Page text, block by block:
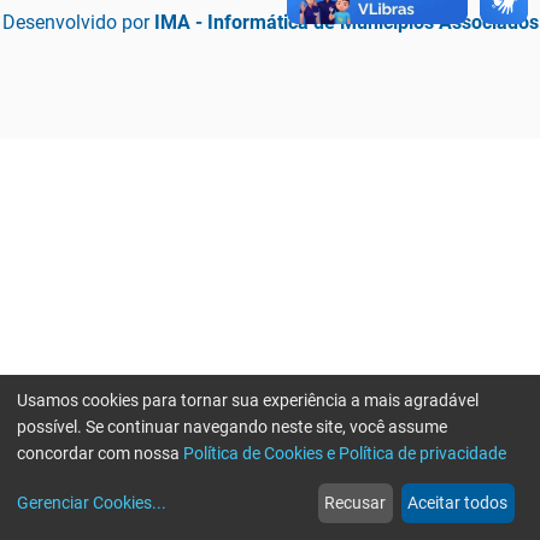
Desenvolvido por IMA - Informática de Municípios Associados
web
Notícias
more_horiz
Mais
Usamos cookies para tornar sua experiência a mais agradável
possível. Se continuar navegando neste site, você assume
concordar com nossa Política de Cookies e Política de privacidade
Gerenciar Cookies... Recusar Aceitar todos
Erro ao enviar informações, por favor tente novamente